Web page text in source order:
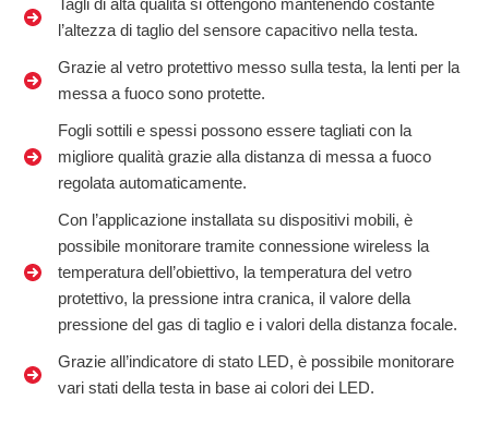
Tagli di alta qualità si ottengono mantenendo costante
l’altezza di taglio del sensore capacitivo nella testa.
Grazie al vetro protettivo messo sulla testa, la lenti per la
messa a fuoco sono protette.
Fogli sottili e spessi possono essere tagliati con la
migliore qualità grazie alla distanza di messa a fuoco
regolata automaticamente.
Con l’applicazione installata su dispositivi mobili, è
possibile monitorare tramite connessione wireless la
temperatura dell’obiettivo, la temperatura del vetro
protettivo, la pressione intra cranica, il valore della
pressione del gas di taglio e i valori della distanza focale.
Grazie all’indicatore di stato LED, è possibile monitorare
vari stati della testa in base ai colori dei LED.